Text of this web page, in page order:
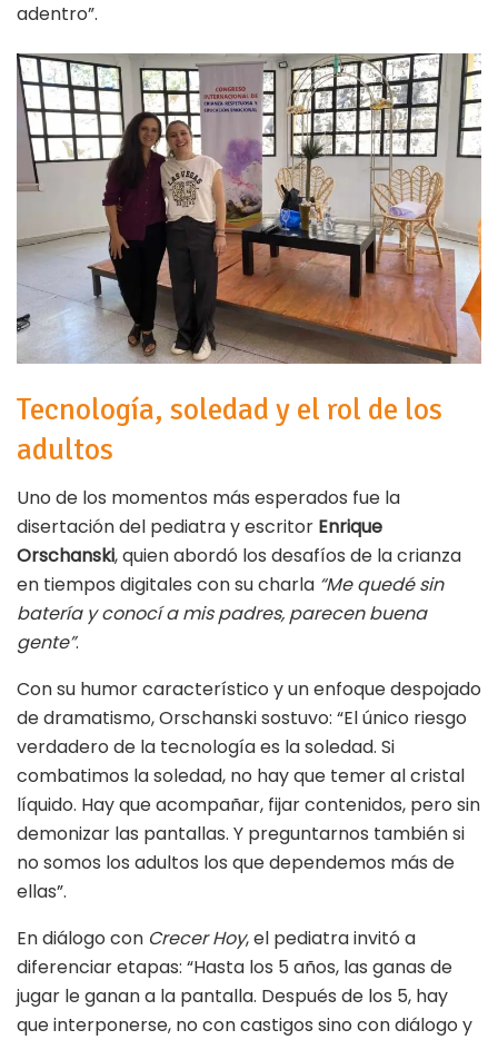
adentro”.
Tecnología, soledad y el rol de los
adultos
Uno de los momentos más esperados fue la
disertación del pediatra y escritor Enrique
Orschanski, quien abordó los desafíos de la crianza
en tiempos digitales con su charla “Me quedé sin
batería y conocí a mis padres, parecen buena
gente”.
Con su humor característico y un enfoque despojado
de dramatismo, Orschanski sostuvo: “El único riesgo
verdadero de la tecnología es la soledad. Si
combatimos la soledad, no hay que temer al cristal
líquido. Hay que acompañar, fijar contenidos, pero sin
demonizar las pantallas. Y preguntarnos también si
no somos los adultos los que dependemos más de
ellas”.
En diálogo con Crecer Hoy, el pediatra invitó a
diferenciar etapas: “Hasta los 5 años, las ganas de
jugar le ganan a la pantalla. Después de los 5, hay
que interponerse, no con castigos sino con diálogo y